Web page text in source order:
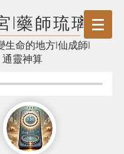
l藥師琉璃
生命的地方l仙成師l
通靈神算